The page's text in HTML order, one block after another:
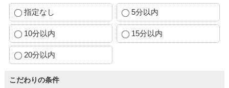
指定なし 5分以内
10分以内 15分以内
20分以内
こだわりの条件